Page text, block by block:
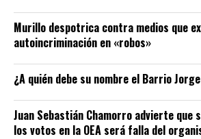
Murillo despotrica contra medios que
autoincriminación en «robos»
¿A quién debe su nombre el Barrio
Juan Sebastián Chamorro advierte que
los votos en la OEA será falla del